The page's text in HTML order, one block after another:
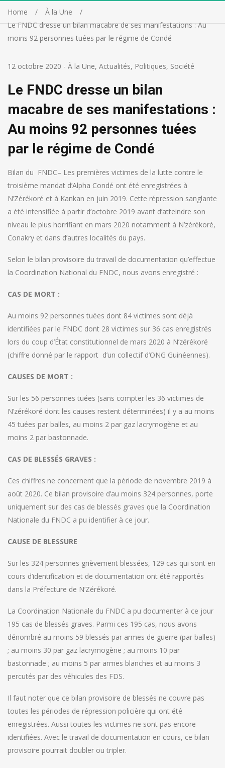
Home
À la Une
Le FNDC dresse un bilan macabre de ses manifestations : Au
moins 92 personnes tuées par le régime de Condé
12 octobre 2020 - À la Une, Actualités, Politiques, Société
Le FNDC dresse un bilan
macabre de ses manifestations :
Au moins 92 personnes tuées
par le régime de Condé
Bilan du FNDC– Les premières victimes de la lutte contre le
troisième mandat d’Alpha Condé ont été enregistrées à
N’Zérékoré et à Kankan en juin 2019. Cette répression sanglante
a été intensifiée à partir d’octobre 2019 avant d’atteindre son
niveau le plus horrifiant en mars 2020 notamment à N’zérékoré,
Conakry et dans d’autres localités du pays.
Selon le bilan provisoire du travail de documentation qu’effectue
la Coordination National du FNDC, nous avons enregistré :
CAS DE MORT :
Au moins 92 personnes tuées dont 84 victimes sont déjà
identifiées par le FNDC dont 28 victimes sur 36 cas enregistrés
lors du coup d’État constitutionnel de mars 2020 à N’zérékoré
(chiffre donné par le rapport d’un collectif d’ONG Guinéennes).
CAUSES DE MORT :
Sur les 56 personnes tuées (sans compter les 36 victimes de
N’zérékoré dont les causes restent déterminées) il y a au moins
45 tuées par balles, au moins 2 par gaz lacrymogène et au
moins 2 par bastonnade.
CAS DE BLESSÉS GRAVES :
Ces chiffres ne concernent que la période de novembre 2019 à
août 2020. Ce bilan provisoire d’au moins 324 personnes, porte
uniquement sur des cas de blessés graves que la Coordination
Nationale du FNDC a pu identifier à ce jour.
CAUSE DE BLESSURE
Sur les 324 personnes grièvement blessées, 129 cas qui sont en
cours d’identification et de documentation ont été rapportés
dans la Préfecture de N’Zérékoré.
La Coordination Nationale du FNDC a pu documenter à ce jour
195 cas de blessés graves. Parmi ces 195 cas, nous avons
dénombré au moins 59 blessés par armes de guerre (par balles)
; au moins 30 par gaz lacrymogène ; au moins 10 par
bastonnade ; au moins 5 par armes blanches et au moins 3
percutés par des véhicules des FDS.
Il faut noter que ce bilan provisoire de blessés ne couvre pas
toutes les périodes de répression policière qui ont été
enregistrées. Aussi toutes les victimes ne sont pas encore
identifiées. Avec le travail de documentation en cours, ce bilan
provisoire pourrait doubler ou tripler.